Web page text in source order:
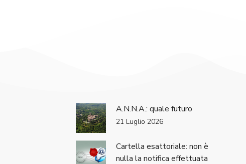
A.N.N.A.: quale futuro
21 Luglio 2026
Cartella esattoriale: non è
nulla la notifica effettuata